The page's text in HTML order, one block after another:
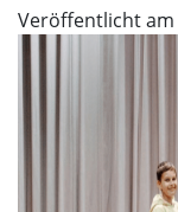
Veröffentlicht am